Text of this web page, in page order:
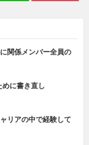
関係メンバー全員の
に書き直し
リアの中で経験して